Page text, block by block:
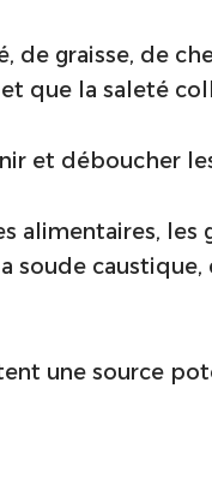
graisse, de
que la saleté
et déboucher
les
une source